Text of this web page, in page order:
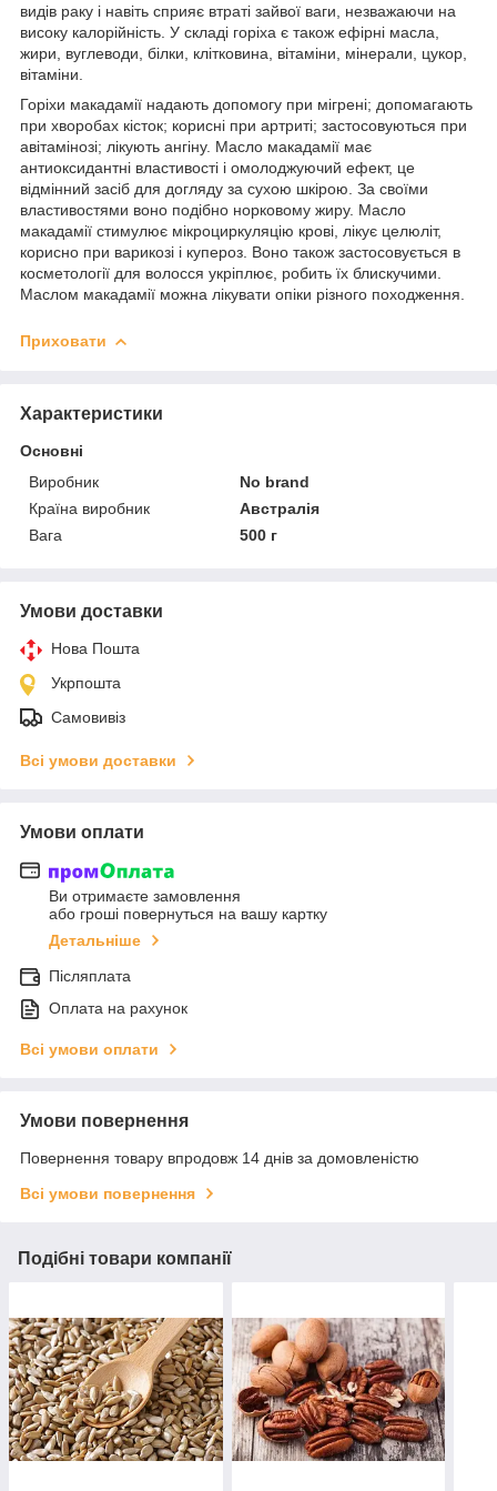
видів раку і навіть сприяє втраті зайвої ваги, незважаючи на
високу калорійність. У складі горіха є також ефірні масла,
жири, вуглеводи, білки, клітковина, вітаміни, мінерали, цукор,
вітаміни.
Горіхи макадамії надають допомогу при мігрені; допомагають
при хворобах кісток; корисні при артриті; застосовуються при
авітамінозі; лікують ангіну. Масло макадамії має
антиоксидантні властивості і омолоджуючий ефект, це
відмінний засіб для догляду за сухою шкірою. За своїми
властивостями воно подібно норковому жиру. Масло
макадамії стимулює мікроциркуляцію крові, лікує целюліт,
корисно при варикозі і купероз. Воно також застосовується в
косметології для волосся укріплює, робить їх блискучими.
Маслом макадамії можна лікувати опіки різного походження.
Приховати
Характеристики
Основні
Виробник
No brand
Країна виробник
Австралія
Вага
500 г
Умови доставки
Нова Пошта
Укрпошта
Самовивіз
Всі умови доставки
Умови оплати
Ви отримаєте замовлення
або гроші повернуться на вашу картку
Детальніше
Післяплата
Оплата на рахунок
Всі умови оплати
Умови повернення
Повернення товару впродовж 14 днів за домовленістю
Всі умови повернення
Подібні товари компанії